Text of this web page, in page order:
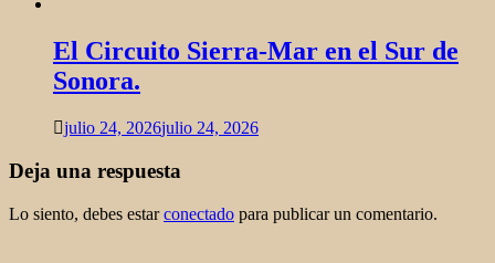
El Circuito Sierra-Mar en el Sur de
Sonora.
julio 24, 2026julio 24, 2026
Deja una respuesta
Lo siento, debes estarconectado para publicar un comentario.